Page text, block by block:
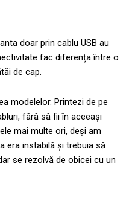
doar prin cablu USB au
fac diferența între o
de cap.
modelelor. Printezi de pe
fără să fii în aceeași
mai multe ori, deși am
era instabilă și trebuia să
se rezolvă de obicei cu un